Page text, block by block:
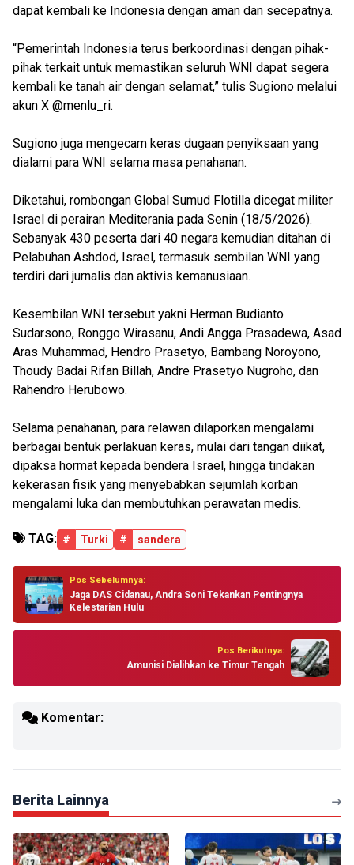
dapat kembali ke Indonesia dengan aman dan secepatnya.
“Pemerintah Indonesia terus berkoordinasi dengan pihak-
pihak terkait untuk memastikan seluruh WNI dapat segera
kembali ke tanah air dengan selamat,” tulis Sugiono melalui
akun X @menlu_ri.
Sugiono juga mengecam keras dugaan penyiksaan yang
dialami para WNI selama masa penahanan.
Diketahui, rombongan Global Sumud Flotilla dicegat militer
Israel di perairan Mediterania pada Senin (18/5/2026).
Sebanyak 430 peserta dari 40 negara kemudian ditahan di
Pelabuhan Ashdod, Israel, termasuk sembilan WNI yang
terdiri dari jurnalis dan aktivis kemanusiaan.
Kesembilan WNI tersebut yakni Herman Budianto
Sudarsono, Ronggo Wirasanu, Andi Angga Prasadewa, Asad
Aras Muhammad, Hendro Prasetyo, Bambang Noroyono,
Thoudy Badai Rifan Billah, Andre Prasetyo Nugroho, dan
Rahendro Herubowo.
Selama penahanan, para relawan dilaporkan mengalami
berbagai bentuk perlakuan keras, mulai dari tangan diikat,
dipaksa hormat kepada bendera Israel, hingga tindakan
kekerasan fisik yang menyebabkan sejumlah korban
mengalami luka dan membutuhkan perawatan medis.
TAG: # Turki # sandera
Pos Sebelumnya:
Jaga DAS Cidanau, Andra Soni Tekankan Pentingnya
Kelestarian Hulu
Pos Berikutnya:
Amunisi Dialihkan ke Timur Tengah
Komentar:
Berita Lainnya